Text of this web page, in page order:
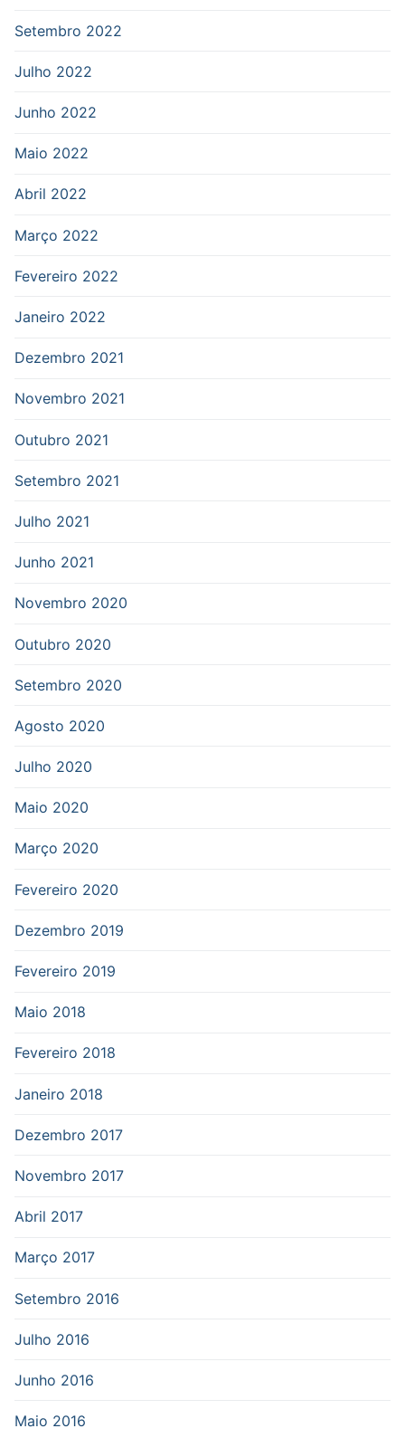
Setembro 2022
Julho 2022
Junho 2022
Maio 2022
Abril 2022
Março 2022
Fevereiro 2022
Janeiro 2022
Dezembro 2021
Novembro 2021
Outubro 2021
Setembro 2021
Julho 2021
Junho 2021
Novembro 2020
Outubro 2020
Setembro 2020
Agosto 2020
Julho 2020
Maio 2020
Março 2020
Fevereiro 2020
Dezembro 2019
Fevereiro 2019
Maio 2018
Fevereiro 2018
Janeiro 2018
Dezembro 2017
Novembro 2017
Abril 2017
Março 2017
Setembro 2016
Julho 2016
Junho 2016
Maio 2016